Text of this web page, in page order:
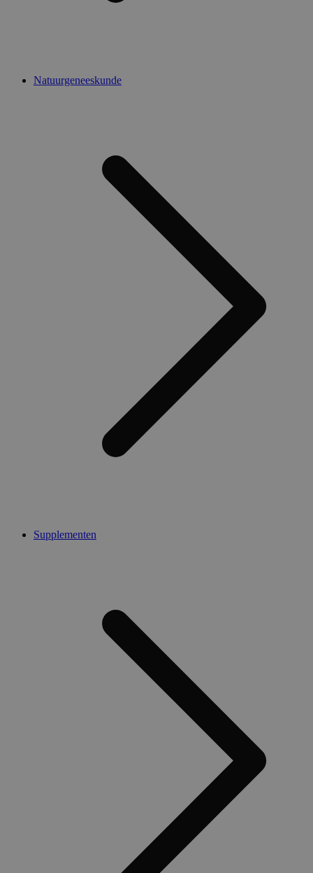
Natuurgeneeskunde
Supplementen